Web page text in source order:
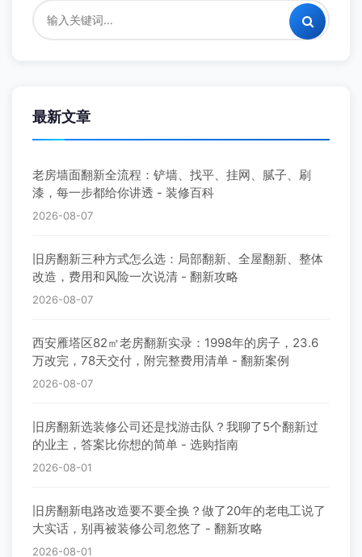
最新文章
老房墙面翻新全流程：铲墙、找平、挂网、腻子、刷
漆，每一步都给你讲透 - 装修百科
2026-08-07
旧房翻新三种方式怎么选：局部翻新、全屋翻新、整体
改造，费用和风险一次说清 - 翻新攻略
2026-08-07
西安雁塔区82㎡老房翻新实录：1998年的房子，23.6
万改完，78天交付，附完整费用清单 - 翻新案例
2026-08-07
旧房翻新选装修公司还是找游击队？我聊了5个翻新过
的业主，答案比你想的简单 - 选购指南
2026-08-01
旧房翻新电路改造要不要全换？做了20年的老电工说了
大实话，别再被装修公司忽悠了 - 翻新攻略
2026-08-01